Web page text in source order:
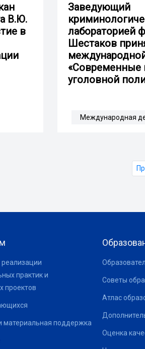
В.Ю.
в
Заведующий
лабораторией
Шестаков
«Современные
уголовной
Международная
практик и
проектов
материальная поддержка
Советы
Атлас
Оценка